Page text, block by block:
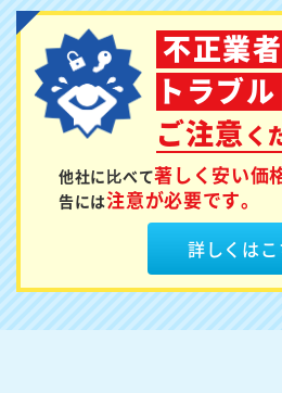
不正業者
トラブル
ご注意 く
他社に⽐べて著しく安い価
告には注意が必要です。
詳しくはこ